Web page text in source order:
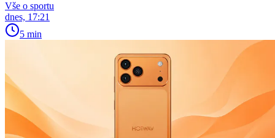
Vše o sportu
dnes, 17:21
5 min